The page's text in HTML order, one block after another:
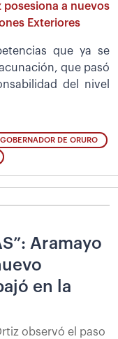
posesiona a nuevos
Exteriores
que ya se
que pasó
del nivel
GOBERNADOR DE ORURO
Aramayo
en la
observó el paso